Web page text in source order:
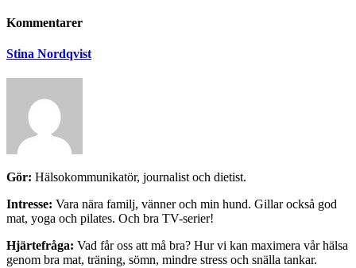
Kommentarer
Stina Nordqvist
Gör: Hälsokommunikatör, journalist och dietist.
Intresse: Vara nära familj, vänner och min hund. Gillar också god
mat, yoga och pilates. Och bra TV-serier!
Hjärtefråga: Vad får oss att må bra? Hur vi kan maximera vår hälsa
genom bra mat, träning, sömn, mindre stress och snälla tankar.